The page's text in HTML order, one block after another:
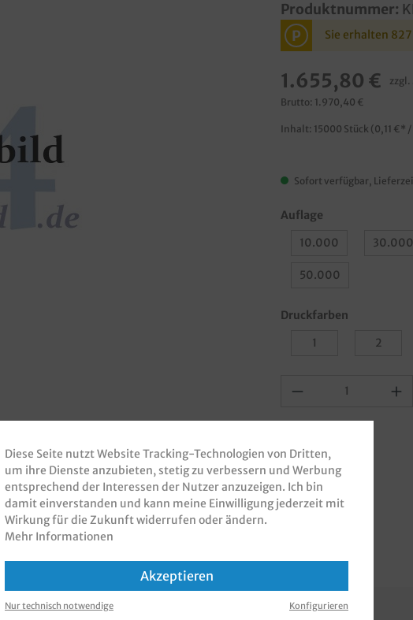
Produktnummer:
P Sie erhalten
1.655,80 € zzgl.
Brutto: 1.970,40 €
Inhalt: 15000 Stück (0,11 €* /
Sofort verfügbar,
Auflage
10.000
30.000
50.000
Druckfarben
1
2
zur Produktsicherheit
Firmendruck rund o. eckig"
Diese Seite nutzt Website Tracking-Technologien von Dritten,
um ihre Dienste anzubieten, stetig zu verbessern und Werbung
entsprechend der Interessen der Nutzer anzuzeigen. Ich bin
damit einverstanden und kann meine Einwilligung jederzeit mit
Wirkung für die Zukunft widerrufen oder ändern.
Mehr Informationen
Akzeptieren
Nur technisch notwendige Konfigurieren